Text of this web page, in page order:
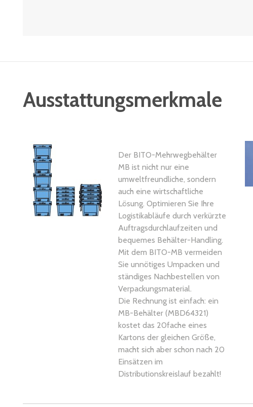
Ausstattungsmerkmale
Der BITO-Mehrwegbehälter
MB ist nicht nur eine
umweltfreundliche, sondern
auch eine wirtschaftliche
Lösung. Optimieren Sie Ihre
Logistikabläufe durch verkürzte
Auftragsdurchlaufzeiten und
bequemes Behälter-Handling.
Mit dem BITO-MB vermeiden
Sie unnötiges Umpacken und
ständiges Nachbestellen von
Verpackungsmaterial.
Die Rechnung ist einfach: ein
MB-Behälter (MBD64321)
kostet das 20fache eines
Kartons der gleichen Größe,
macht sich aber schon nach 20
Einsätzen im
Distributionskreislauf bezahlt!